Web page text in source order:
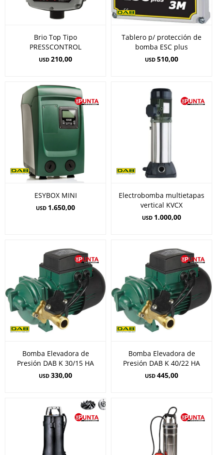
Brio Top Tipo
PRESSCONTROL
USD 210,00
Tablero p/ protección de
bomba ESC plus
USD 510,00
ESYBOX MINI
USD 1.650,00
Electrobomba multietapas
vertical KVCX
USD 1.000,00
Bomba Elevadora de
Presión DAB K 30/15 HA
USD 330,00
Bomba Elevadora de
Presión DAB K 40/22 HA
USD 445,00